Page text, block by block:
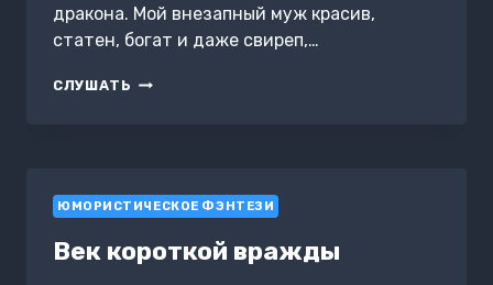
дракона. Мой внезапный муж красив,
статен, богат и даже свиреп,…
СЛУШАТЬ РАЗВОД
ЛОРДА
ЮМОРИСТИЧЕСКОЕ ФЭНТЕЗИ
Век короткой вражды